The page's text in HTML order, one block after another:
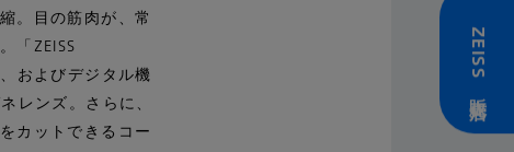
。目の筋肉が、常
「ZEISS
およびデジタル機
レンズ。さらに、
カットできるコー
ZEISS 販売店